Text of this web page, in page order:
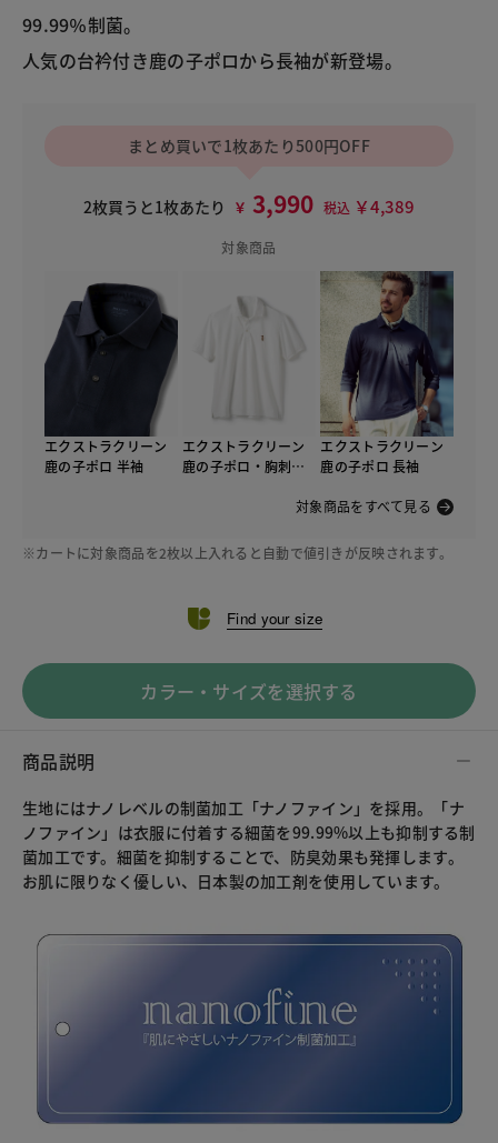
99.99％制菌。
人気の台衿付き鹿の子ポロから長袖が新登場。
まとめ買いで1枚あたり500円OFF
2枚買うと1枚あたり ￥ 3,990 税込 ￥4,389
対象商品
エクストラクリーン
鹿の子ポロ 半袖
エクストラクリーン
鹿の子ポロ・胸刺し
エクストラクリーン
鹿の子ポロ 長袖
対象商品をすべて見る
※カートに対象商品を2枚以上入れると自動で値引きが反映されます。
Find your size
カラー・サイズを選択する
商品説明
生地にはナノレベルの制菌加工「ナノファイン」を採用。「ナ
ノファイン」は衣服に付着する細菌を99.99%以上も抑制する制
菌加工です。細菌を抑制することで、防臭効果も発揮します。
お肌に限りなく優しい、日本製の加工剤を使用しています。